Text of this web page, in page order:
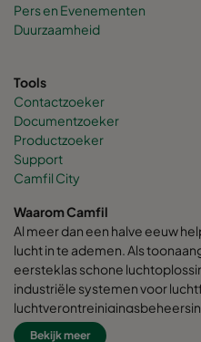
Pers en Evenementen
Duurzaamheid
Tools
Contactzoeker
Documentzoeker
Productzoeker
Support
Camfil City
Waarom Camfil
Al meer dan een halve eeuw
lucht in te ademen. Als
eersteklas schone
industriële systemen voor
werknemers en apparatuur
Bekijk meer